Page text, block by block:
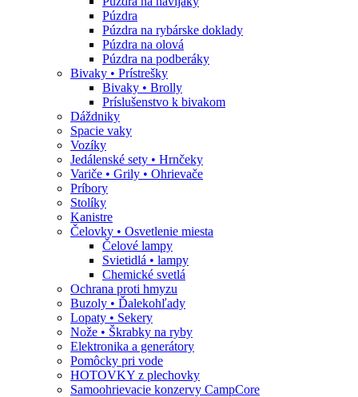
Púzdra
Púzdra na rybárske doklady
Púzdra na olová
Púzdra na podberáky
Bivaky • Prístrešky
Bivaky • Brolly
Príslušenstvo k bivakom
Dáždniky
Spacie vaky
Vozíky
Jedálenské sety • Hrnčeky
Variče • Grily • Ohrievače
Príbory
Stolíky
Kanistre
Čelovky • Osvetlenie miesta
Čelové lampy
Svietidlá • lampy
Chemické svetlá
Ochrana proti hmyzu
Buzoly • Ďalekohľady
Lopaty • Sekery
Nože • Škrabky na ryby
Elektronika a generátory
Pomôcky pri vode
HOTOVKY z plechovky
Samoohrievacie konzervy CampCore